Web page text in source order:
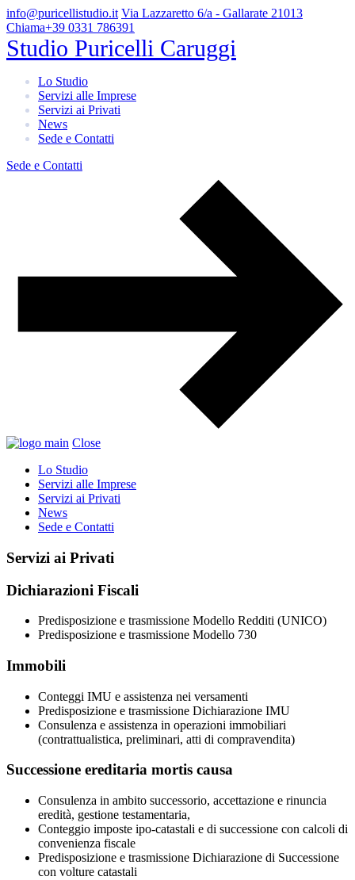
info@puricellistudio.it Via Lazzaretto 6/a - Gallarate 21013
Chiama+39 0331 786391
Studio Puricelli Caruggi
Lo Studio
Servizi alle Imprese
Servizi ai Privati
News
Sede e Contatti
Sede e Contatti
Close
Lo Studio
Servizi alle Imprese
Servizi ai Privati
News
Sede e Contatti
Servizi ai Privati
Dichiarazioni Fiscali
Predisposizione e trasmissione Modello Redditi (UNICO)
Predisposizione e trasmissione Modello 730
Immobili
Conteggi IMU e assistenza nei versamenti
Predisposizione e trasmissione Dichiarazione IMU
Consulenza e assistenza in operazioni immobiliari
(contrattualistica, preliminari, atti di compravendita)
Successione ereditaria mortis causa
Consulenza in ambito successorio, accettazione e rinuncia
eredità, gestione testamentaria,
Conteggio imposte ipo-catastali e di successione con calcoli di
convenienza fiscale
Predisposizione e trasmissione Dichiarazione di Successione
con volture catastali